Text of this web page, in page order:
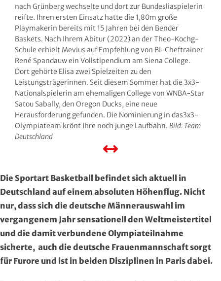
nach Grünberg wechselte und dort zur Bundesliaspielerin
reifte. Ihren ersten Einsatz hatte die 1,80m große
Playmakerin bereits mit 15 Jahren bei den Bender
Baskets. Nach Ihrem Abitur (2022) an der Theo-Kochg-
Schule erhielt Mevius auf Empfehlung von BI-Cheftrainer
René Spandauw ein Vollstipendium am Siena College.
Dort gehörte Elisa zwei Spielzeiten zu den
Leistungsträgerinnen. Seit diesem Sommer hat die 3x3-
Nationalspielerin am ehemaligen College von WNBA-Star
Satou Sabally, den Oregon Ducks, eine neue
Herausforderung gefunden. Die Nominierung in das3x3-
Olympiateam krönt Ihre noch junge Laufbahn. Bild: Team
Deutschland
Die Sportart Basketball befindet sich aktuell in
Deutschland auf einem absoluten Höhenflug. Nicht
nur, dass sich die deutsche Männerauswahl im
vergangenem Jahr sensationell den Weltmeistertitel
und die damit verbundene Olympiateilnahme
sicherte, auch die deutsche Frauenmannschaft sorgt
für Furore und ist in beiden Disziplinen in Paris dabei.
Region Kassel
Rheingau-Taunus
Schwalm-Eder
Vogelsberg
Waldeck-Frankenberg
Werra-Meißner
Wiesbaden
DAV
Eishockey
Eissport
Fechten
Floorball
Frisbeesport
Gehörlosen Sport
Golf
Handball
Ju-Jutsu